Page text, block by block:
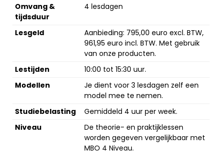
Omvang &
tijdsduur
4 lesdagen
Lesgeld
Aanbieding: 795,00 euro excl. BTW,
961,95 euro incl. BTW. Met gebruik
van onze producten.
Lestijden
10:00 tot 15:30 uur.
Modellen
Je dient voor 3 lesdagen zelf een
model mee te nemen.
Studiebelasting
Gemiddeld 4 uur per week.
Niveau
De theorie- en praktijklessen
worden gegeven vergelijkbaar met
MBO 4 Niveau.